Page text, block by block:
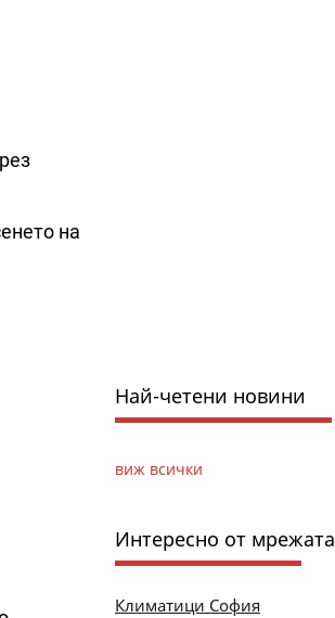
на
Най-четени новини
виж всички
Интересно от мрежата
Климатици София